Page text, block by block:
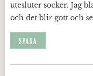
utesluter socker. Jag
och det blir gott och
SVARA